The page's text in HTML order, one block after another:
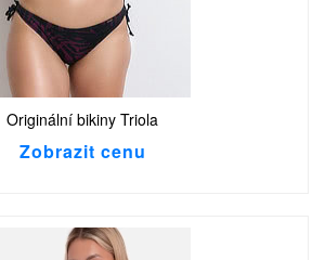
Originální bikiny Triola
Zobrazit cenu